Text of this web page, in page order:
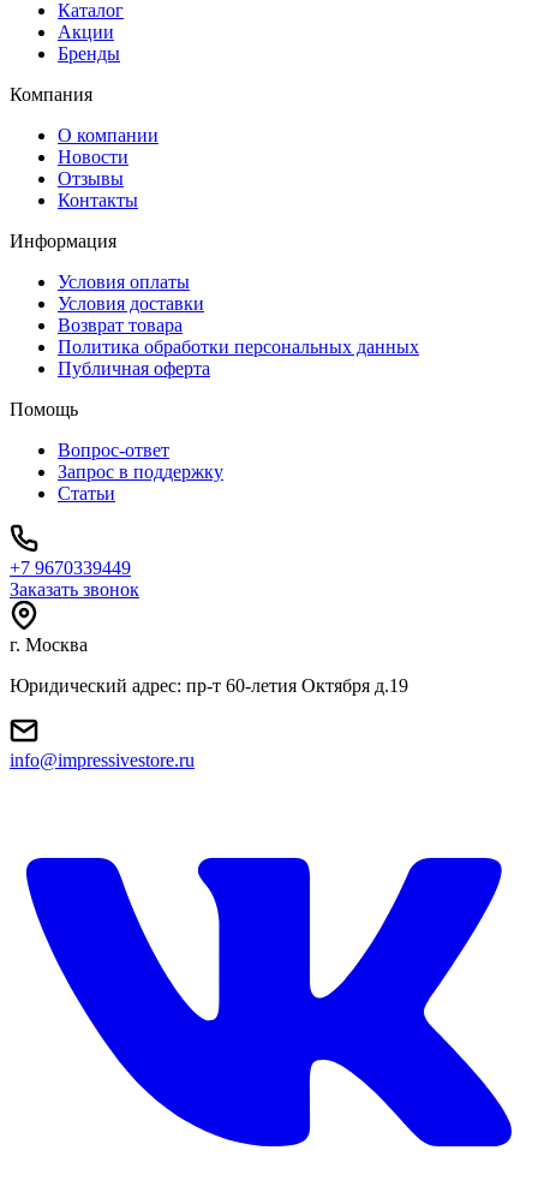
Каталог
Акции
Бренды
Компания
О компании
Новости
Отзывы
Контакты
Информация
Условия оплаты
Условия доставки
Возврат товара
Политика обработки персональных данных
Публичная оферта
Помощь
Вопрос-ответ
Запрос в поддержку
Статьи
+7 9670339449
Заказать звонок
г. Москва
Юридический адрес: пр-т 60-летия Октября д.19
info@impressivestore.ru